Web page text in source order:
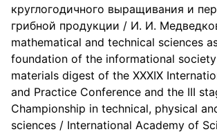
круглогодичного выращивания и
грибной продукции / И. И.
mathematical and technical sciences
foundation of the informational
materials digest of the XXXIX
and Practice Conference and the III
Championship in technical, physical
sciences / International Academy of